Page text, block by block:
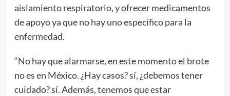
aislamiento respiratorio, y ofrecer medicamentos
de apoyo ya que no hay uno específico para la
enfermedad.
“No hay que alarmarse, en este momento el brote
no es en México. ¿Hay casos? sí, ¿debemos tener
cuidado? sí. Además, tenemos que estar